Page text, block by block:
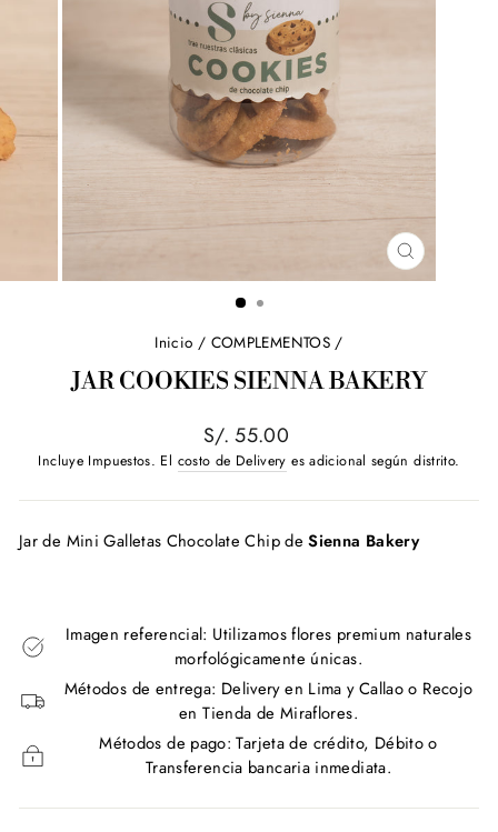
CERRAR
(ESC)
Inicio / COMPLEMENTOS /
JAR COOKIES SIENNA BAKERY
Precio
habitual
S/. 55.00
Incluye Impuestos. El costo de Delivery es adicional según distrito.
Jar de Mini Galletas Chocolate Chip deSienna Bakery
Imagen referencial: Utilizamos flores premium naturales
morfológicamente únicas.
Métodos de entrega: Delivery en Lima y Callao o Recojo
en Tienda de Miraflores.
Métodos de pago: Tarjeta de crédito, Débito o
Transferencia bancaria inmediata.